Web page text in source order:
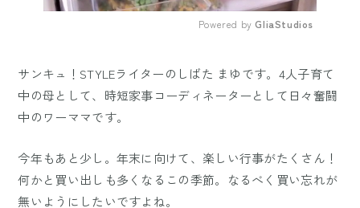
Powered by GliaStudios
サンキュ！STYLEライターのしばた まゆです。4人子育て
中の母として、時短家事コーディネーターとして日々奮闘
中のワーママです。
今年もあと少し。年末に向けて、楽しい行事がたくさん！
何かと買い出しも多くなるこの季節。なるべく買い忘れが
無いようにしたいですよね。